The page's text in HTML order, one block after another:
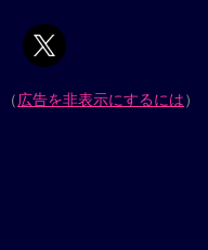
（広告を非表示にするには）